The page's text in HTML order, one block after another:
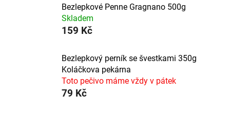
Bezlepkové Penne Gragnano 500g
Skladem
159 Kč
Bezlepkový perník se švestkami 350g
Koláčkova pekárna
Toto pečivo máme vždy v pátek
79 Kč